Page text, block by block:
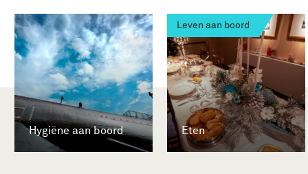
Hygiëne aan boord
Leven aan boord
Eten